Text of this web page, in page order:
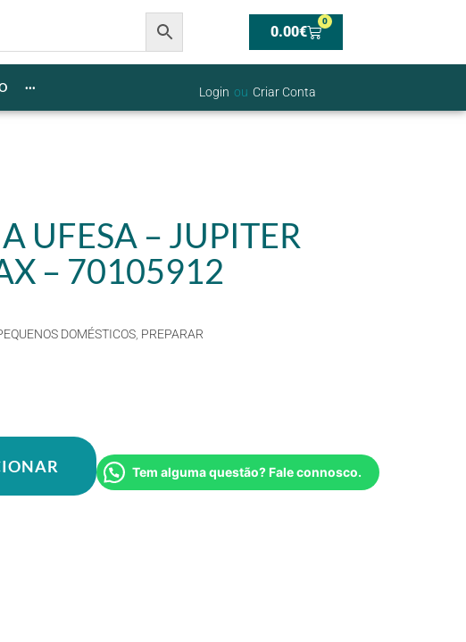
0.00€
0
··· Login ou Criar Conta
UFESA – JUPITER
– 70105912
DOMÉSTICOS PREPARAR
Tem alguma questão? Fale connosco.